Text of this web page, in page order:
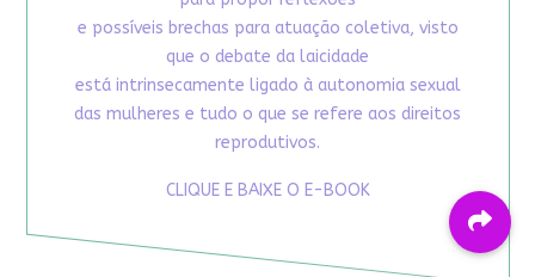
e possíveis brechas para atuação coletiva, visto
que o debate da laicidade
está intrinsecamente ligado à autonomia sexual
das mulheres e tudo o que se refere aos direitos
reprodutivos.
CLIQUE E BAIXE O E-BOOK